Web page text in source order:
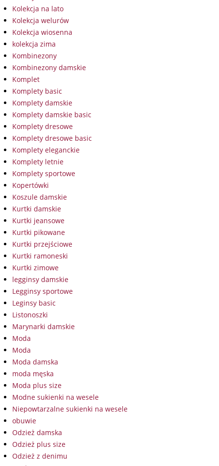
Kolekcja na lato
Kolekcja welurów
Kolekcja wiosenna
kolekcja zima
Kombinezony
Kombinezony damskie
Komplet
Komplety basic
Komplety damskie
Komplety damskie basic
Komplety dresowe
Komplety dresowe basic
Komplety eleganckie
Komplety letnie
Komplety sportowe
Kopertówki
Koszule damskie
Kurtki damskie
Kurtki jeansowe
Kurtki pikowane
Kurtki przejściowe
Kurtki ramoneski
Kurtki zimowe
legginsy damskie
Legginsy sportowe
Leginsy basic
Listonoszki
Marynarki damskie
Moda
Moda
Moda damska
moda męska
Moda plus size
Modne sukienki na wesele
Niepowtarzalne sukienki na wesele
obuwie
Odzież damska
Odzież plus size
Odzież z denimu